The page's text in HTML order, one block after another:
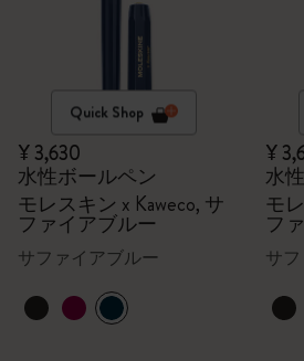
Quick Shop
¥ 3,630
水性ボールペン
モレスキン x Kaweco, サ
ファイアブルー
サファイアブルー
¥
水
モ
フ
サ